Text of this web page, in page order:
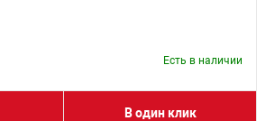
Есть в наличии
В один клик